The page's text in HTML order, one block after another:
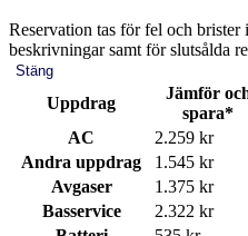
Reservation tas för fel och
beskrivningar samt för slutsålda
Stäng
Uppdrag
Jämför
spara*
AC
2.259 kr
Andra uppdrag
1.545 kr
Avgaser
1.375 kr
Basservice
2.322 kr